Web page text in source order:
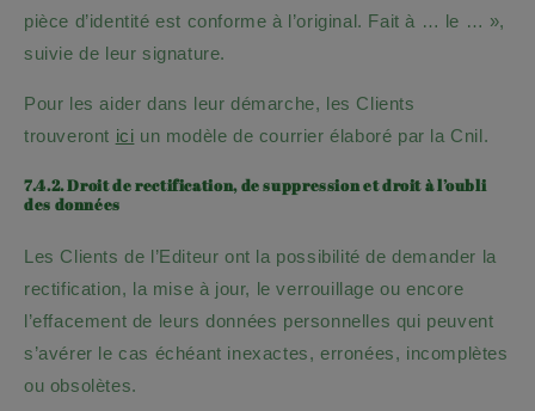
pièce d’identité est conforme à l’original. Fait à … le … »,
suivie de leur signature.
Pour les aider dans leur démarche, les Clients
trouveront ici un modèle de courrier élaboré par la Cnil.
7.4.2. Droit de rectification, de suppression et droit à l’oubli
des données
Les Clients de l’Editeur ont la possibilité de demander la
rectification, la mise à jour, le verrouillage ou encore
l’effacement de leurs données personnelles qui peuvent
s’avérer le cas échéant inexactes, erronées, incomplètes
ou obsolètes.